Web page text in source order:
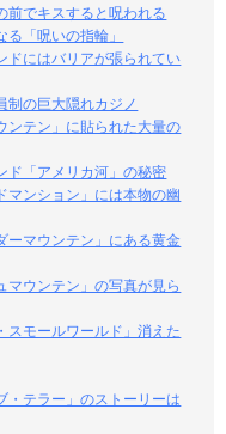
でキスすると呪われる
「呪いの指輪」
にはバリアが張られてい
の巨大隠れカジノ
テン」に貼られた大量の
「アメリカ河」の秘密
ンション」には本物の幽
マウンテン」にある黄金
ウンテン」の写真が見ら
モールワールド」消えた
テラー」のストーリーは